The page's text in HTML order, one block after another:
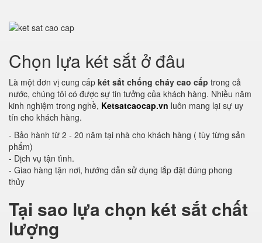
Chọn lựa két sắt ở đâu
Là một đơn vị cung cấp két sắt chống cháy cao cấp trong cả
nước, chúng tôi có được sự tin tưởng của khách hàng. Nhiều năm
kinh nghiệm trong nghề, Ketsatcaocap.vn luôn mang lại sự uy
tín cho khách hàng.
- Bảo hành từ 2 - 20 năm tại nhà cho khách hàng ( tùy từng sản
phẩm)
- Dịch vụ tận tình.
- Giao hàng tận nơi, hướng dẫn sử dụng lắp đặt đúng phong
thủy
Tại sao lựa chọn két sắt chất
lượng